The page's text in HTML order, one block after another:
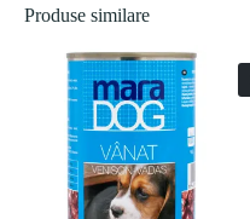
Produse similare